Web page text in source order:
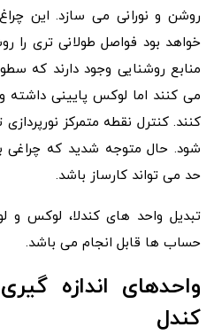
روشن و نورانی می سازد. این
خواهد بود فواصل طولانی تری را
منابع روشنایی وجود دارند که
می کنند اما لوکس پایینی داشته
کنند. کنترل نقطه متمرکز
شود. حال متوجه شدید که چراغی
حد می تواند کارساز باشد.
تبدیل واحد های کندلا، لوکس
حساب ها قابل انجام می باشد.
واحدهای اندازه
کندل